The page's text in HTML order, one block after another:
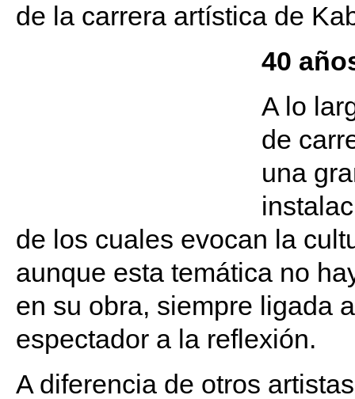
de la carrera artística de
40
A lo
de
una
de los cuales evocan la
aunque esta temática no
en su obra, siempre ligada
espectador a la reflexión.
A diferencia de otros